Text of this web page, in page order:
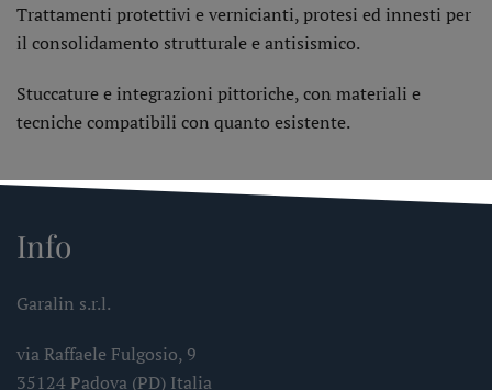
Trattamenti protettivi e vernicianti, protesi ed innesti per
il consolidamento strutturale e antisismico.
Stuccature e integrazioni pittoriche, con materiali e
tecniche compatibili con quanto esistente.
Info
Garalin s.r.l.
via Raffaele Fulgosio, 9
35124 Padova (PD) Italia